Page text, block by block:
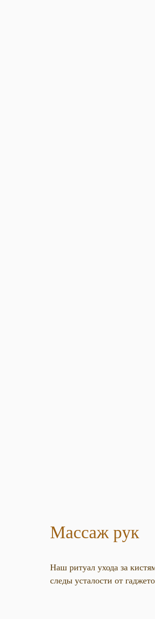
Массаж рук
Наш ритуал ухода за
следы усталости от